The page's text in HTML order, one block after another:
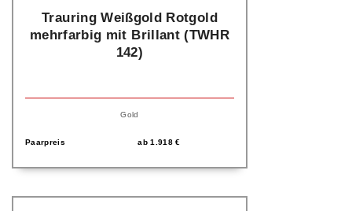
Trauring Weißgold Rotgold
mehrfarbig mit Brillant (TWHR
142)
Gold
Paarpreis ab1.918€